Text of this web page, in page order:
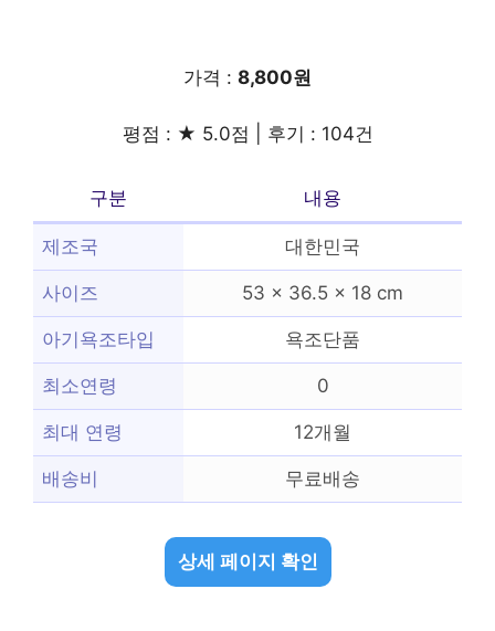
가격 : 8,800원
평점 : ★ 5.0점 | 후기 : 104건
구분 내용
제조국 대한민국
사이즈 53 x 36.5 x 18 cm
아기욕조타입 욕조단품
최소연령 0
최대 연령 12개월
배송비 무료배송
상세 페이지 확인